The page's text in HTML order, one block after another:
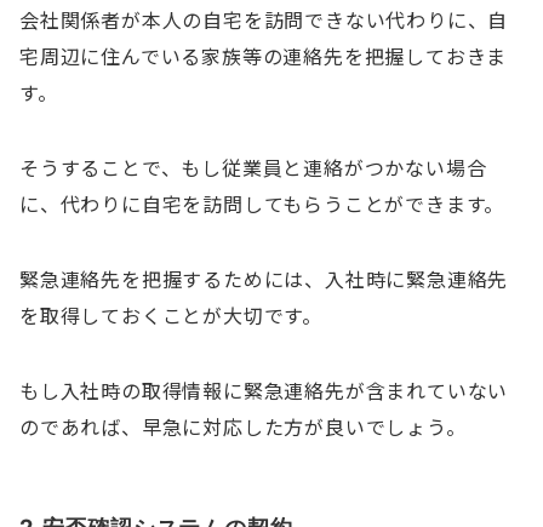
会社関係者が本人の自宅を訪問できない代わりに、自
宅周辺に住んでいる家族等の連絡先を把握しておきま
す。
そうすることで、もし従業員と連絡がつかない場合
に、代わりに自宅を訪問してもらうことができます。
緊急連絡先を把握するためには、入社時に緊急連絡先
を取得しておくことが大切です。
もし入社時の取得情報に緊急連絡先が含まれていない
のであれば、早急に対応した方が良いでしょう。